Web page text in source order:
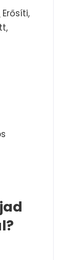
Erősíti,